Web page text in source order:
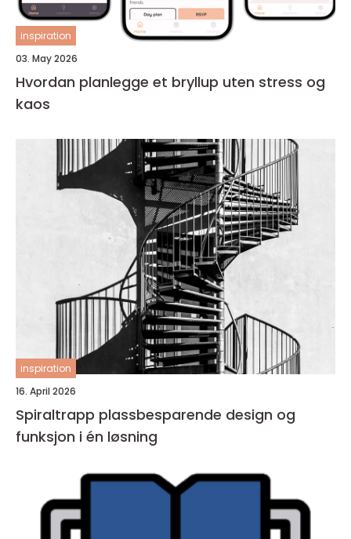
inspiration
03. May 2026
Hvordan planlegge et bryllup uten stress og
kaos
inspiration
16. April 2026
Spiraltrapp plassbesparende design og
funksjon i én løsning